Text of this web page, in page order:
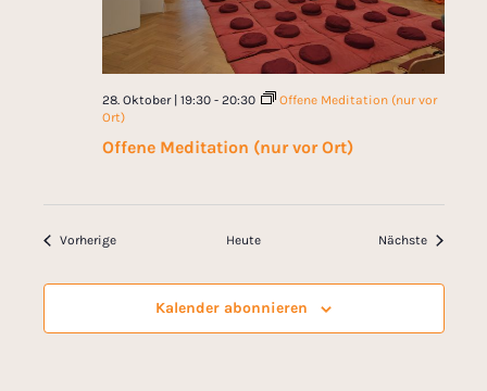
Offene Meditation (nur vor Ort)
28. Oktober | 19:30- 20:30
Offene Meditation (nur vor
Ort)
VorherigeVeranstaltungen Heute Nächste
Kalender abonnieren